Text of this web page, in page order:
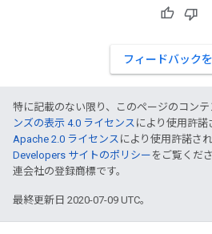
フィードバック
特に記載のない限り、このページのコンテ
ンズの表示 4.0 ライセンス により使用許諾
Apache 2.0 ライセンス により使用許諾さ
Developers サイトのポリシー をご覧くだ
連会社の登録商標です。
最終更新日 2020-07-09 UTC。